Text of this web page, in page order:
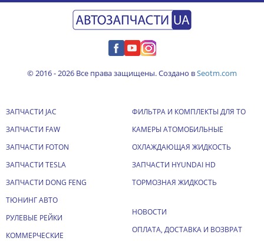
© 2016 - 2026 Все права защищены. Создано вSeotm.com
ЗАПЧАСТИ JAC
ЗАПЧАСТИ FAW
ЗАПЧАСТИ FOTON
ЗАПЧАСТИ TESLA
ЗАПЧАСТИ DONG FENG
ТЮНИНГ АВТО
РУЛЕВЫЕ РЕЙКИ
КОММЕРЧЕСКИЕ
ФИЛЬТРА И КОМПЛЕКТЫ ДЛЯ ТО
КАМЕРЫ АТОМОБИЛЬНЫЕ
ОХЛАЖДАЮЩАЯ ЖИДКОСТЬ
ЗАПЧАСТИ HYUNDAI HD
ТОРМОЗНАЯ ЖИДКОСТЬ
НОВОСТИ
ОПЛАТА, ДОСТАВКА И ВОЗВРАТ